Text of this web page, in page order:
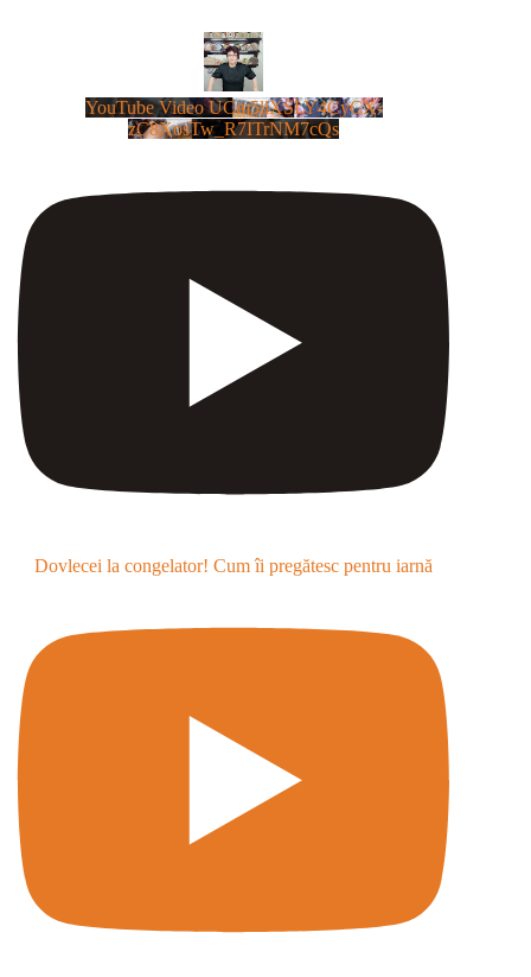
YouTube Video UCm5llXSLY4CyCX-
zC8XosTw_R7ITrNM7cQs
Dovlecei la congelator! Cum îi pregătesc pentru iarnă